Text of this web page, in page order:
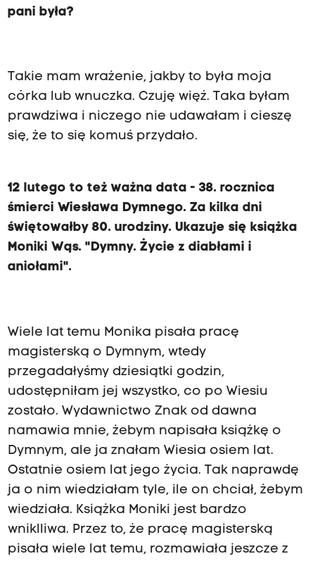
pani była?
Takie mam wrażenie, jakby to była moja
córka lub wnuczka. Czuję więź. Taka byłam
prawdziwa i niczego nie udawałam i cieszę
się, że to się komuś przydało.
12 lutego to też ważna data - 38. rocznica
śmierci Wiesława Dymnego. Za kilka dni
świętowałby 80. urodziny. Ukazuje się książka
Moniki Wąs. "Dymny. Życie z diabłami i
aniołami".
Wiele lat temu Monika pisała pracę
magisterską o Dymnym, wtedy
przegadałyśmy dziesiątki godzin,
udostępniłam jej wszystko, co po Wiesiu
zostało. Wydawnictwo Znak od dawna
namawia mnie, żebym napisała książkę o
Dymnym, ale ja znałam Wiesia osiem lat.
Ostatnie osiem lat jego życia. Tak naprawdę
ja o nim wiedziałam tyle, ile on chciał, żebym
wiedziała. Książka Moniki jest bardzo
wniklliwa. Przez to, że pracę magisterską
pisała wiele lat temu, rozmawiała jeszcze z